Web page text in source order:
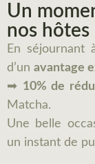
Un
nos hôtes
En séjournant
d’un avantage
➡ 10% de
Matcha.
Une belle
un instant de